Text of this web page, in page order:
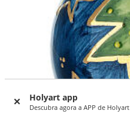
Holyart app
Descubra agora a APP de Holyart